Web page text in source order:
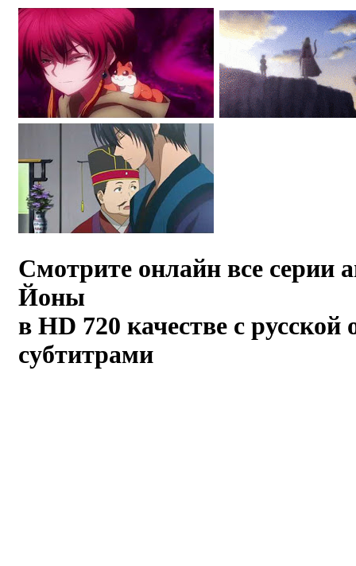
Смотрите онлайн все серии
Йоны
в HD 720 качестве с русской
субтитрами